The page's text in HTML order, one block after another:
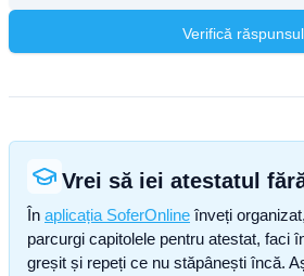
Verifică răspunsul
Vrei să iei atestatul
În aplicația SoferOnline înveți
parcurgi capitolele pentru atestat, faci
greșit și repeți ce nu stăpânești încă.